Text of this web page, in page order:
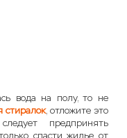
вода на полу, то не
стиралок, отложите это
предпринять
спасти жилье от